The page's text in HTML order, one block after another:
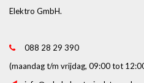
Elektro GmbH.
088 28 29 390
(maandag t/m vrijdag, 09:00 tot